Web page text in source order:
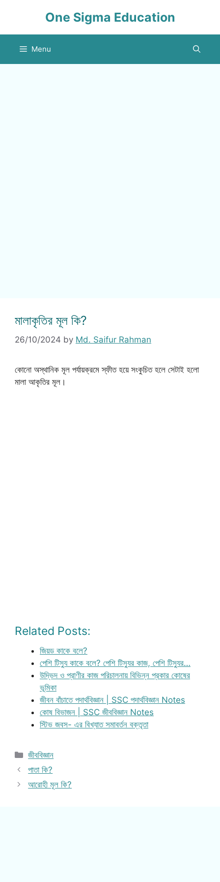
One Sigma Education
Menu
মালাকৃতির মূল কি?
26/10/2024 by Md. Saifur Rahman
কোনো অস্থানিক মূল পর্যায়ক্রমে স্ফীত হয়ে সংকুচিত হলে সেটাই হলো
মালা আকৃতির মূল।
Related Posts:
জিয়ড কাকে বলে?
পেশি টিস্যু কাকে বলে? পেশি টিস্যুর কাজ, পেশি টিস্যুর…
উদ্ভিদ ও প্রাণীর কাজ পরিচালনায় বিভিন্ন প্রকার কোষের
ভূমিকা
জীবন বাঁচাতে পদার্থবিজ্ঞান | SSC পদার্থবিজ্ঞান Notes
কোষ বিভাজন | SSC জীববিজ্ঞান Notes
স্টিভ জবস- এর বিখ্যাত সমাবর্তন বক্তৃতা
Categories
জীববিজ্ঞান
পাতা কি?
আরোহী মূল কি?